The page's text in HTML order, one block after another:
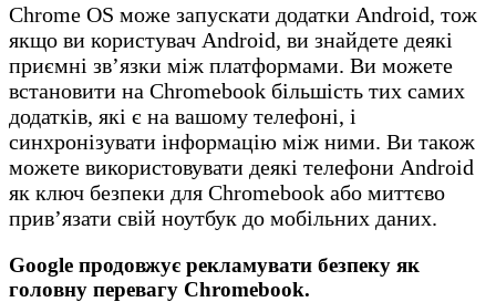
Chrome OS може запускати додатки Android, тож
якщо ви користувач Android, ви знайдете деякі
приємні зв’язки між платформами. Ви можете
встановити на Chromebook більшість тих самих
додатків, які є на вашому телефоні, і
синхронізувати інформацію між ними. Ви також
можете використовувати деякі телефони Android
як ключ безпеки для Chromebook або миттєво
прив’язати свій ноутбук до мобільних даних.
Google продовжує рекламувати безпеку як
головну перевагу Chromebook.